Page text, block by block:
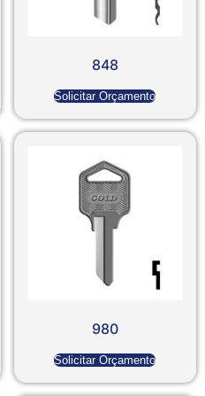
848
Solicitar Orçamento
980
Solicitar Orçamento